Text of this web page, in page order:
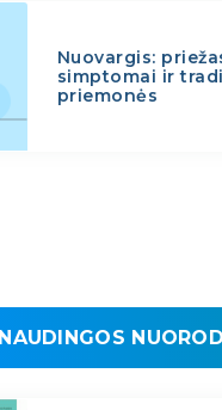
Nuovargis:
simptomai ir
priemonės
NAUDINGOS